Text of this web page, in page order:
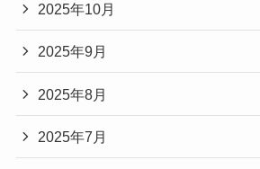
2025年10月
2025年9月
2025年8月
2025年7月